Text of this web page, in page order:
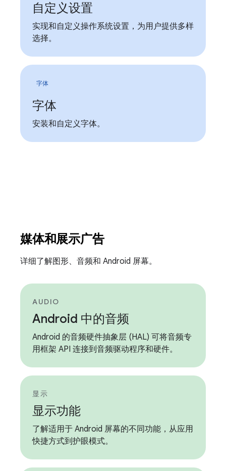
自定义设置
实现和自定义操作系统设置，为用户提供多样
选择。
字体
字体
安装和自定义字体。
媒体和展示广告
详细了解图形、音频和 Android 屏幕。
AUDIO
Android 中的音频
Android 的音频硬件抽象层 (HAL) 可将音频专
用框架 API 连接到音频驱动程序和硬件。
显示
显示功能
了解适用于 Android 屏幕的不同功能，从应用
快捷方式到护眼模式。